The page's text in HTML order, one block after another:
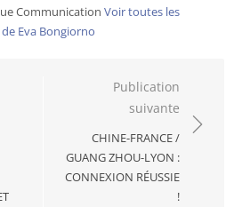
Communication Voir toutes les
Eva Bongiorno
Publication
suivante
CHINE-FRANCE /
GUANG ZHOU-LYON :
CONNEXION RÉUSSIE
!